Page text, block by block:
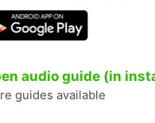
audio guide (in
guides available